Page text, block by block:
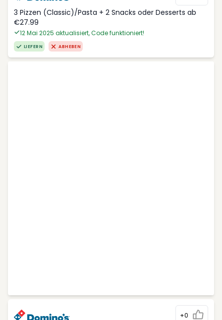
3 Pizzen (Classic)/Pasta + 2 Snacks oder Desserts ab
€27.99
12 Mai 2025 aktualisiert, Code funktioniert!
LIEFERN ABHEBEN
+0